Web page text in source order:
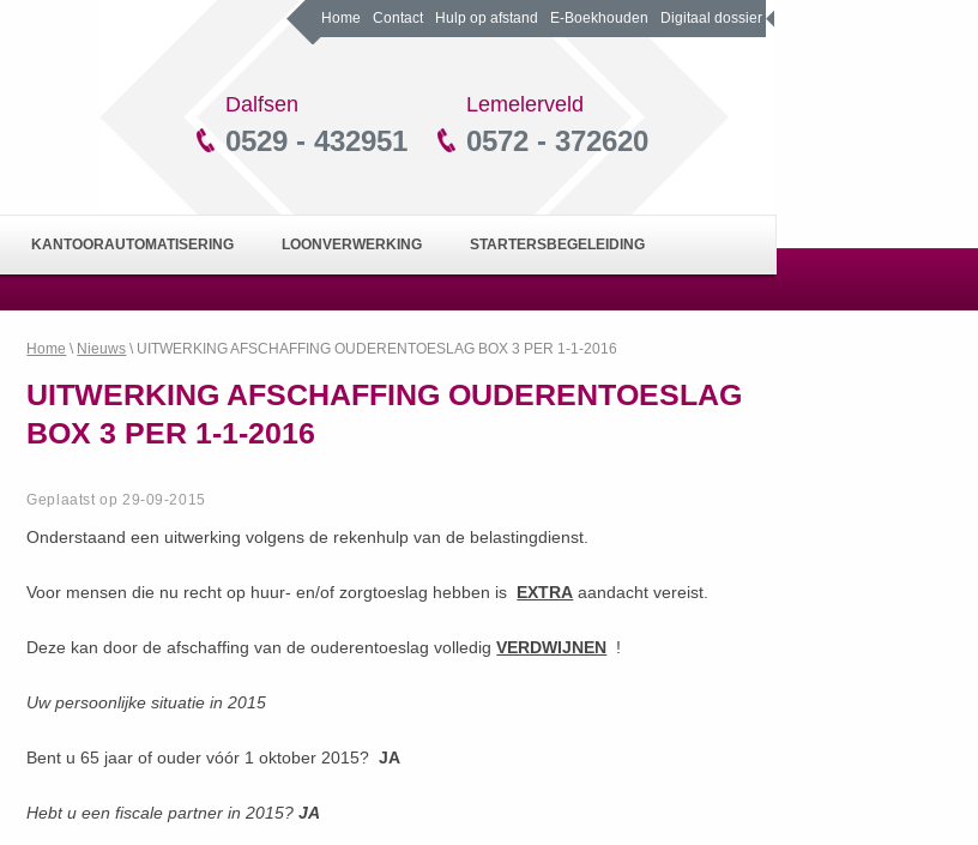
Home Contact Hulp op afstand E-Boekhouden Digitaal dossier
Dalfsen
0529 - 432951
Lemelerveld
0572 - 372620
KANTOORAUTOMATISERING LOONVERWERKING STARTERSBEGELEIDING
Home \ Nieuws \ UITWERKING AFSCHAFFING OUDERENTOESLAG BOX 3 PER 1-1-2016
UITWERKING AFSCHAFFING OUDERENTOESLAG
BOX 3 PER 1-1-2016
Geplaatst op 29-09-2015
Onderstaand een uitwerking volgens de rekenhulp van de belastingdienst.
Voor mensen die nu recht op huur- en/of zorgtoeslag hebben is EXTRA aandacht vereist.
Deze kan door de afschaffing van de ouderentoeslag volledigVERDWIJNEN !
Uw persoonlijke situatie in 2015
Bent u 65 jaar of ouder vóór 1 oktober 2015?JA
Hebt u een fiscale partner in 2015? JA